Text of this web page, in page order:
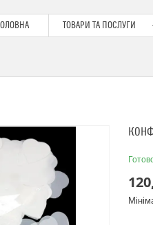
ТОВАРИ ТА ПОСЛУГИ